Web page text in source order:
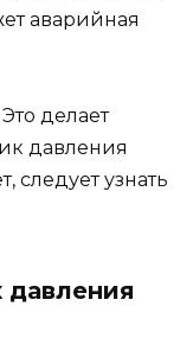
аварийная
делает
давления
следует узнать
давления